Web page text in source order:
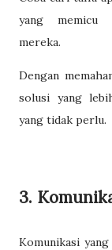
yang memicu
mereka.
Dengan
solusi yang
yang tidak perlu.
3.
Komunikasi